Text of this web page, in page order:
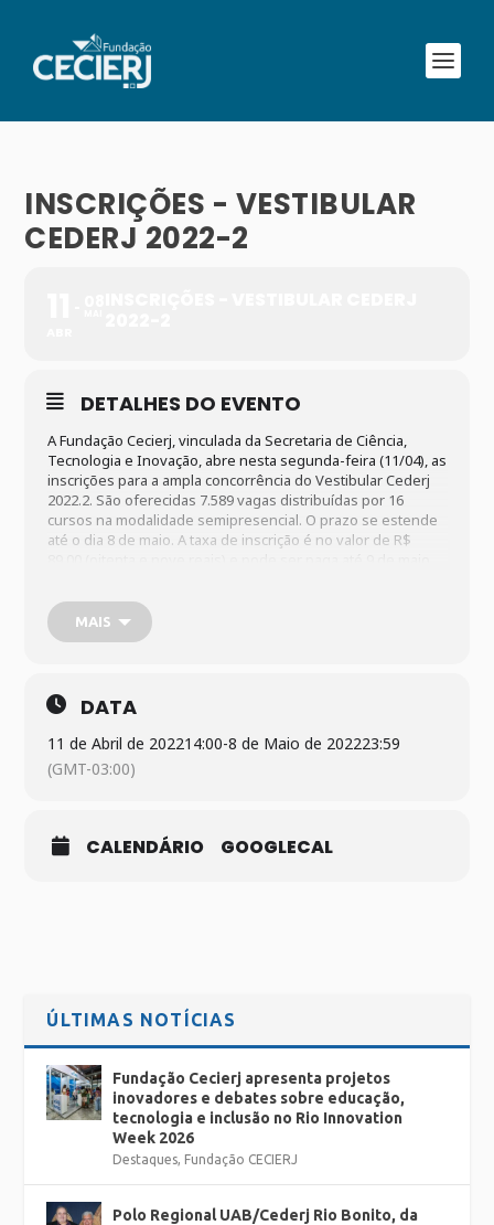
INSCRIÇÕES - VESTIBULAR
CEDERJ 2022-2
DETALHES DO EVENTO
A Fundação Cecierj, vinculada da Secretaria de Ciência,
Tecnologia e Inovação, abre nesta segunda-feira (11/04), as
inscrições para a ampla concorrência do Vestibular Cederj
2022.2. São oferecidas 7.589 vagas distribuídas por 16
cursos na modalidade semipresencial. O prazo se estende
até o dia 8 de maio. A taxa de inscrição é no valor de R$
cederj/vestibular/2022-2/
SERVIÇO
Taxa de inscrição: R$ 89,00 (oitenta e nove reais)
Banca organizadora: Coseac/UFF
MAIS
DATA
11 de Abril de 202214:00-8 de Maio de 202223:59
(GMT-03:00)
CALENDÁRIO GOOGLECAL
ÚLTIMAS NOTÍCIAS
Fundação Cecierj apresenta projetos
inovadores e debates sobre educação,
tecnologia e inclusão no Rio Innovation
Week 2026
Destaques, Fundação CECIERJ
Polo Regional UAB/Cederj Rio Bonito, da